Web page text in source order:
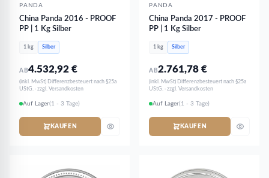
PANDA
China Panda 2016 - PROOF
PP | 1 Kg Silber
1 kg Silber
AB4.532,92€
(inkl. MwSt) Differenzbesteuert nach §25a
UStG. · zzgl. Versandkosten
Auf Lager(1 - 3 Tage)
KAUFEN
PANDA
China Panda 2017 - PROOF
PP | 1 Kg Silber
1 kg Silber
AB2.761,78€
(inkl. MwSt) Differenzbesteuert nach §25a
UStG. · zzgl. Versandkosten
Auf Lager(1 - 3 Tage)
KAUFEN